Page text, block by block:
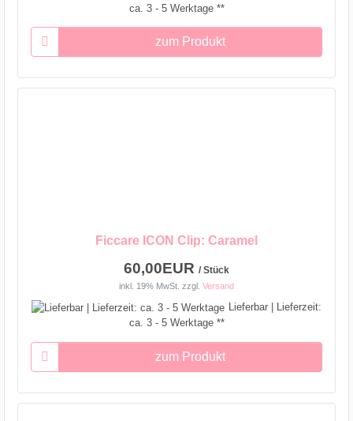
ca. 3 - 5 Werktage **
zum Produkt
Ficcare ICON Clip: Caramel
60,00EUR / Stück
inkl. 19% MwSt. zzgl. Versand
Lieferbar | Lieferzeit:
ca. 3 - 5 Werktage **
zum Produkt